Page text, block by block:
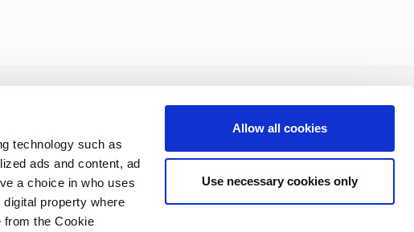
technology such as
ads and content, ad
a choice in who uses
property where
from the Cookie
Allow all cookies
Use necessary cookies only